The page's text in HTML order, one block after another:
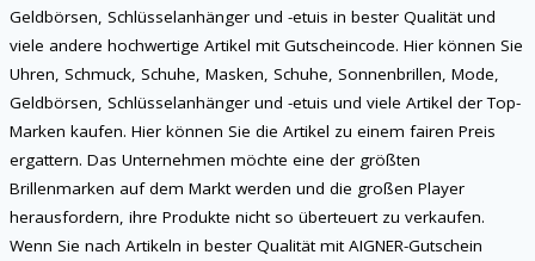
Geldbörsen, Schlüsselanhänger und -etuis in bester Qualität und
viele andere hochwertige Artikel mit Gutscheincode. Hier können Sie
Uhren, Schmuck, Schuhe, Masken, Schuhe, Sonnenbrillen, Mode,
Geldbörsen, Schlüsselanhänger und -etuis und viele Artikel der Top-
Marken kaufen. Hier können Sie die Artikel zu einem fairen Preis
ergattern. Das Unternehmen möchte eine der größten
Brillenmarken auf dem Markt werden und die großen Player
herausfordern, ihre Produkte nicht so überteuert zu verkaufen.
Wenn Sie nach Artikeln in bester Qualität mit AIGNER-Gutschein